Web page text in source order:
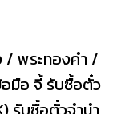
/ พระทองคำ /
มือ จี้ รับซื้อตั๋ว